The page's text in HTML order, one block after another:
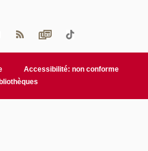
Accessibilité: non conforme